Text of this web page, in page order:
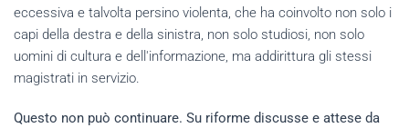
eccessiva e talvolta persino violenta, che ha coinvolto non solo i
capi della destra e della sinistra, non solo studiosi, non solo
uomini di cultura e dell'informazione, ma addirittura gli stessi
magistrati in servizio.
Questo non può continuare. Su riforme discusse e attese da